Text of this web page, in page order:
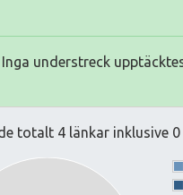
Inga understreck
totalt 4 länkar inklusive